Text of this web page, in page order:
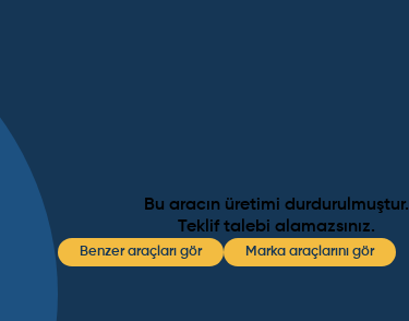
Bu aracın üretimi durdurulmuştur.
Teklif talebi alamazsınız.
Benzer araçları gör Marka araçlarını gör